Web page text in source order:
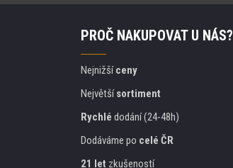
PROČ NAKUPOVAT U NÁS?
Nejnižšíceny
Největšísortiment
Rychlé dodání (24-48h)
Dodáváme po celé ČR
21 let zkušeností